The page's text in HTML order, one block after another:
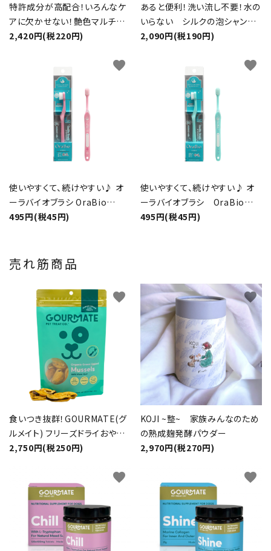
特許成分が高配合！いろんなケ
アに欠かせない！艶色マルチジ
ェル
2,420円(税220円)
あると便利！洗い流し不要！水の
いらない シルクの泡シャンプ
ー
2,090円(税190円)
使いやすくて、続けやすい♪ オ
ーラバイオブラシ OraBio
Brush 長毛 ピンク
495円(税45円)
favorite
使いやすくて、続けやすい♪ オ
ーラバイオブラシ OraBio
Brush 中毛 ブルー
495円(税45円)
favorite
売れ筋商品
食いつき抜群！GOURMATE(グ
ルメイト) フリーズドライおやつ
オーガニック 緑イ貝 50g
2,750円(税250円)
favorite
KOJI ~整~ 家族みんなのため
の熟成麹発酵パウダー
2,970円(税270円)
favorite
favorite favorite